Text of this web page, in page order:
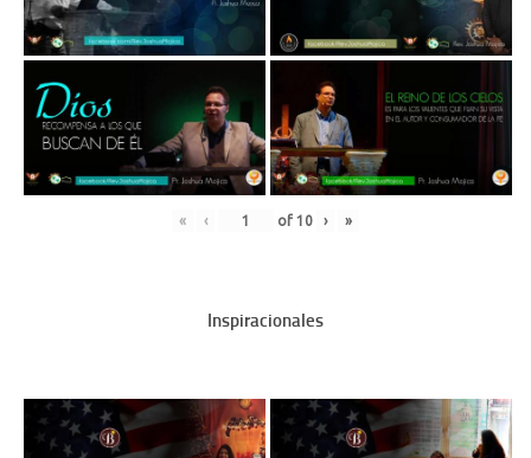
« ‹ of 10 › »
Inspiracionales